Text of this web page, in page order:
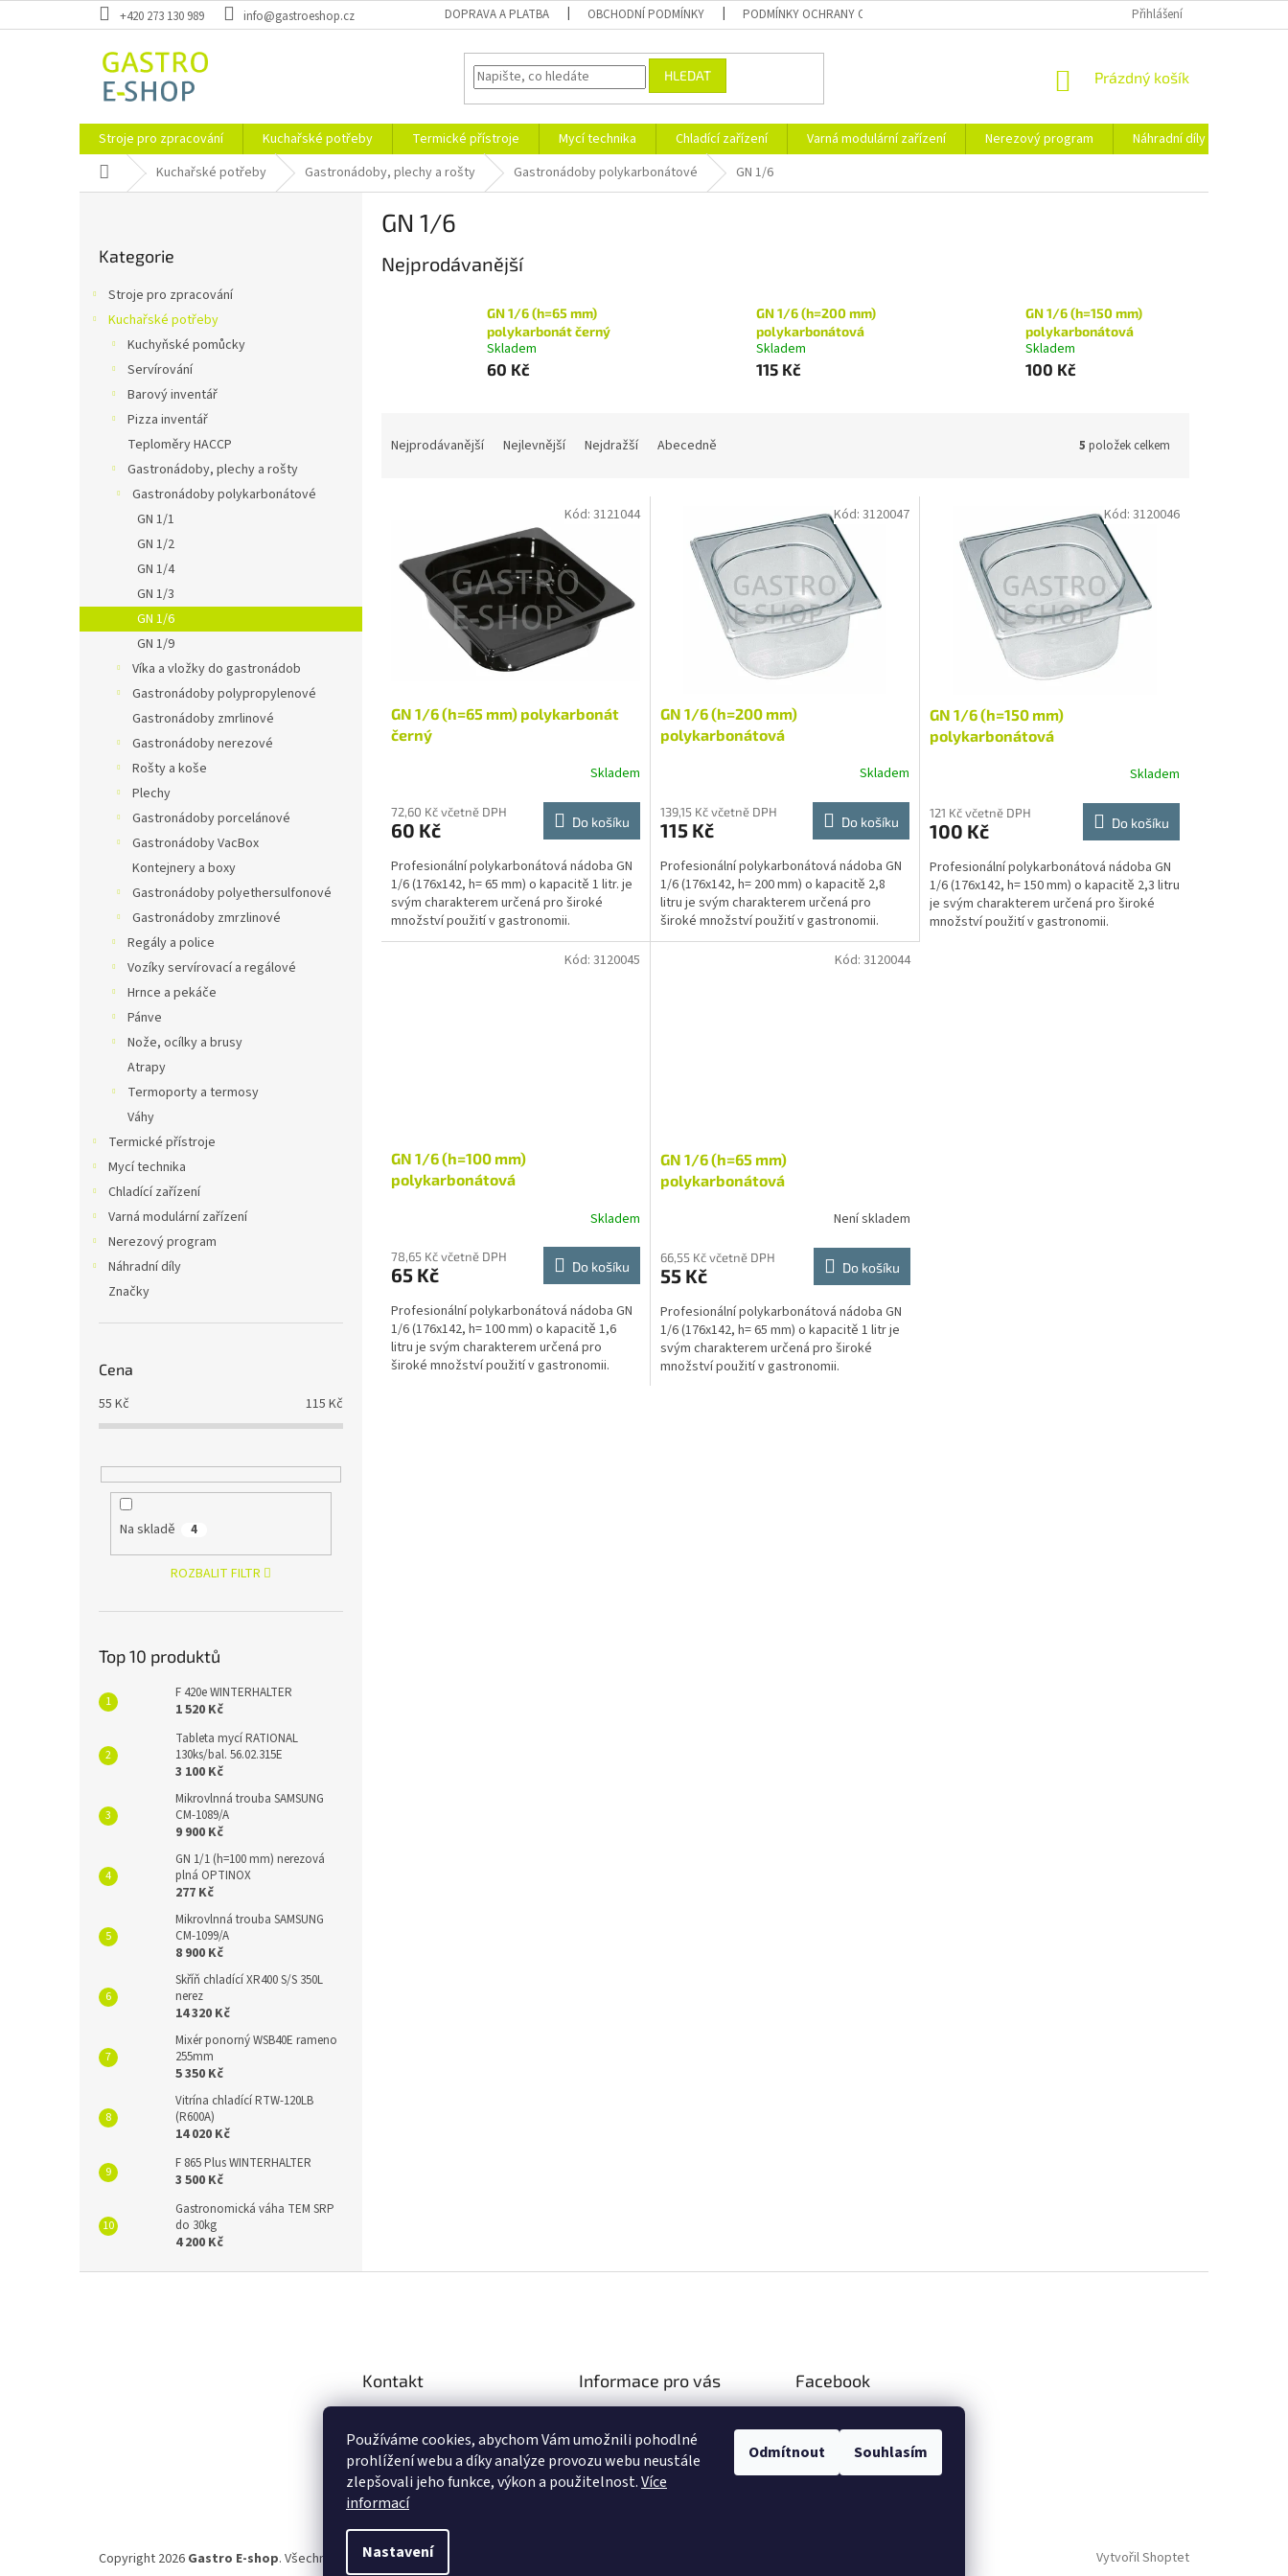
Používáme cookies, abychom Vám umožnili pohodlné
prohlížení webu a díky analýze provozu webu neustále
zlepšovali jeho funkce, výkon a použitelnost.Více
informací
Nastavení
Odmítnout Souhlasím
na
+420 273 130 989 info@gastroeshop.cz DOPRAVA A PLATBA OBCHODNÍ PODMÍNKY PODMÍNKY OCHRANY OSOBNÍCH ÚDAJŮ Přihlášení
HLEDAT
NÁKUPNÍ
Prázdný košík
Stroje pro zpracování Kuchařské potřeby Termické přístroje Mycí technika Chladící zařízení Varná modulární zařízení Nerezový program Náhradní díly
Domů Kuchařské potřeby Gastronádoby, plechy a rošty Gastronádoby polykarbonátové GN 1/6
kategorie
Kategorie
Stroje pro zpracování
Kuchařské potřeby
Kuchyňské pomůcky
Servírování
Barový inventář
Pizza inventář
Teploměry HACCP
Gastronádoby, plechy a rošty
Gastronádoby polykarbonátové
GN 1/1
GN 1/2
GN 1/4
GN 1/3
GN 1/6
GN 1/9
Víka a vložky do gastronádob
Gastronádoby polypropylenové
Gastronádoby zmrlinové
Gastronádoby nerezové
Rošty a koše
Plechy
Gastronádoby porcelánové
Gastronádoby VacBox
Kontejnery a boxy
Gastronádoby polyethersulfonové
Gastronádoby zmrzlinové
Regály a police
Vozíky servírovací a regálové
Hrnce a pekáče
Pánve
Nože, ocílky a brusy
Atrapy
Termoporty a termosy
Váhy
Termické přístroje
Mycí technika
Chladící zařízení
Varná modulární zařízení
Nerezový program
Náhradní díly
Značky
Cena
55 Kč 115 Kč
Na skladě 4
ROZBALIT FILTR
Top 10 produktů
F 420e WINTERHALTER
1 520 Kč
Tableta mycí RATIONAL
130ks/bal. 56.02.315E
3 100 Kč
Mikrovlnná trouba SAMSUNG
CM-1089/A
9 900 Kč
GN 1/1 (h=100 mm) nerezová
plná OPTINOX
277 Kč
Mikrovlnná trouba SAMSUNG
CM-1099/A
8 900 Kč
Skříň chladící XR400 S/S 350L
nerez
14 320 Kč
Mixér ponorný WSB40E rameno
255mm
5 350 Kč
Vitrína chladící RTW-120LB
(R600A)
14 020 Kč
F 865 Plus WINTERHALTER
3 500 Kč
Gastronomická váha TEM SRP
do 30kg
4 200 Kč
GN 1/6
Nejprodávanější
GN 1/6 (h=65 mm)
polykarbonát černý
Skladem
60 Kč
GN 1/6 (h=200 mm)
polykarbonátová
Skladem
115 Kč
GN 1/6 (h=150 mm)
polykarbonátová
Skladem
100 Kč
Nejprodávanější Nejlevnější Nejdražší Abecedně 5 položek celkem
GN 1/6 (h=65 mm) polykarbonát
černý
Skladem
72,60 Kč včetně DPH
60 Kč Do košíku
Profesionální polykarbonátová nádoba GN
1/6 (176x142, h= 65 mm) o kapacitě 1 litr. je
svým charakterem určená pro široké
množství použití v gastronomii.
Gastronádoba je...
Kód: 3121044
GN 1/6 (h=200 mm)
polykarbonátová
Skladem
139,15 Kč včetně DPH
115 Kč Do košíku
Profesionální polykarbonátová nádoba GN
1/6 (176x142, h= 200 mm) o kapacitě 2,8
litru je svým charakterem určená pro
široké množství použití v gastronomii.
Gastronádoba je...
Kód: 3120047
GN 1/6 (h=150 mm)
polykarbonátová
Skladem
121 Kč včetně DPH
100 Kč Do košíku
Profesionální polykarbonátová nádoba GN
1/6 (176x142, h= 150 mm) o kapacitě 2,3 litru
je svým charakterem určená pro široké
množství použití v gastronomii.
Kód: 3120046
GN 1/6 (h=100 mm)
polykarbonátová
Skladem
78,65 Kč včetně DPH
65 Kč Do košíku
Profesionální polykarbonátová nádoba GN
1/6 (176x142, h= 100 mm) o kapacitě 1,6
litru je svým charakterem určená pro
široké množství použití v gastronomii.
Kód: 3120045
GN 1/6 (h=65 mm)
polykarbonátová
Není skladem
66,55 Kč včetně DPH
55 Kč Do košíku
Profesionální polykarbonátová nádoba GN
1/6 (176x142, h= 65 mm) o kapacitě 1 litr je
svým charakterem určená pro široké
množství použití v gastronomii.
Kód: 3120044
Kontakt
+420 273 130 989
Novinky na Facebooku!
Informace pro vás
Obchodní podmínky
Podmínky ochrany osobních
údajů
Facebook
Vytvořil Shoptet
Copyright 2026 Gastro E-shop. Všechna práva vyhrazena.